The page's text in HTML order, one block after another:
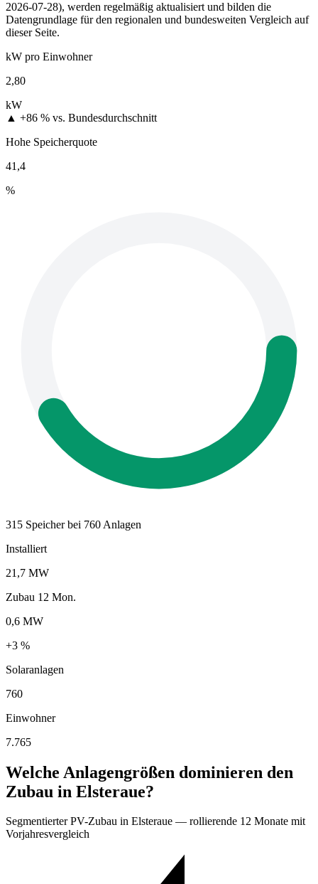
2026-07-28), werden regelmäßig aktualisiert und bilden die
Datengrundlage für den regionalen und bundesweiten Vergleich auf
dieser Seite.
kW pro Einwohner
2,80
kW
▲ +86 % vs. Bundesdurchschnitt
Hohe Speicherquote
41,4
%
315 Speicher bei 760 Anlagen
Installiert
21,7 MW
Zubau 12 Mon.
0,6 MW
+3 %
Solaranlagen
760
Einwohner
7.765
Welche Anlagengrößen dominieren den
Zubau in Elsteraue?
Segmentierter PV-Zubau in Elsteraue — rollierende 12 Monate mit
Vorjahresvergleich